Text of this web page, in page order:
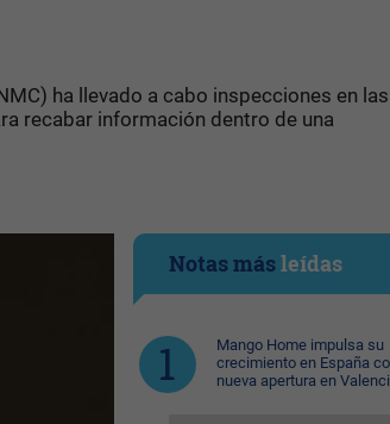
ha llevado a cabo inspecciones en las
recabar información dentro de una
Notas másleídas
Mango Home impulsa su
crecimiento en España
nueva apertura en